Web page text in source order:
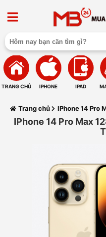
TRANG CHỦ IPHONE IPAD
Trang chủ IPhone 14 Pro
IPhone 14 Pro Max